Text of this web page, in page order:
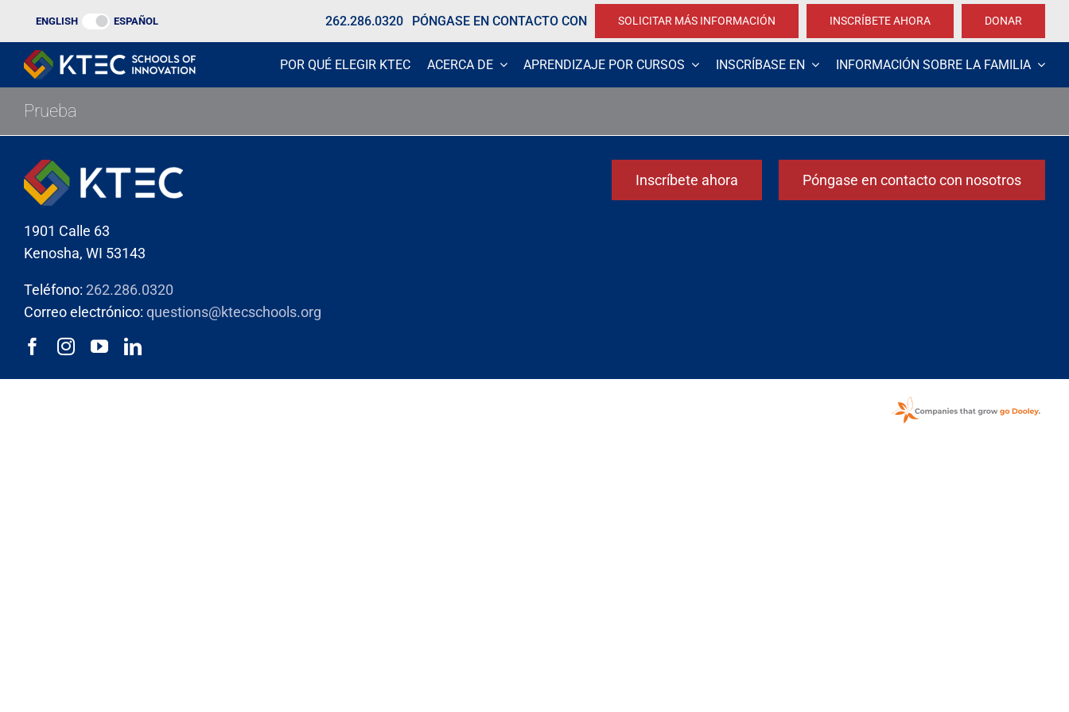
contenido
ENGLISH ESPAÑOL 262.286.0320 PÓNGASE EN CONTACTO CON SOLICITAR MÁS INFORMACIÓN INSCRÍBETE AHORA DONAR
POR QUÉ ELEGIR KTEC ACERCA DE APRENDIZAJE POR CURSOS INSCRÍBASE EN INFORMACIÓN SOBRE LA FAMILIA
Prueba
1901 Calle 63
Kenosha, WI 53143
Teléfono: 262.286.0320
Correo electrónico: questions@ktecschools.org
Inscríbete ahora Póngase en contacto con nosotros